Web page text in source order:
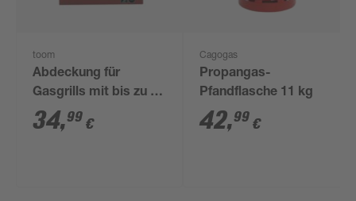
toom
Abdeckung für
Gasgrills mit bis zu 3
Brennern 60 x 110 x
130 cm
34,99 €
Cagogas
Propangas-
Pfandflasche 11 kg
42,99 €